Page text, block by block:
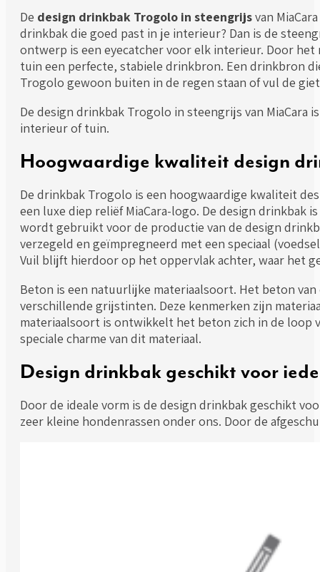
De design drinkbak Trogolo in steengrijsvan
drinkbak die goed past in je interieur? Dan is de
ontwerp is een eyecatcher voor elk interieur. Door
tuin een perfecte, stabiele drinkbron. Een drinkbron
Trogolo gewoon buiten in de regen staan of vul de
De design drinkbak Trogolo in steengrijs van MiaCara
interieur of tuin.
Hoogwaardige kwaliteit design
De drinkbak Trogolo is een hoogwaardige kwaliteit
een luxe diep reliëf MiaCara-logo. De design
wordt gebruikt voor de productie van de design
verzegeld en geïmpregneerd met een speciaal
Vuil blijft hierdoor op het oppervlak achter, waar het
Beton is een natuurlijke materiaalsoort. Het beton
verschillende grijstinten. Deze kenmerken zijn
materiaalsoort is ontwikkelt het beton zich in de loop
speciale charme van dit materiaal.
Design drinkbak geschikt voor
Door de ideale vorm is de design drinkbak geschikt
zeer kleine hondenrassen onder ons. Door de